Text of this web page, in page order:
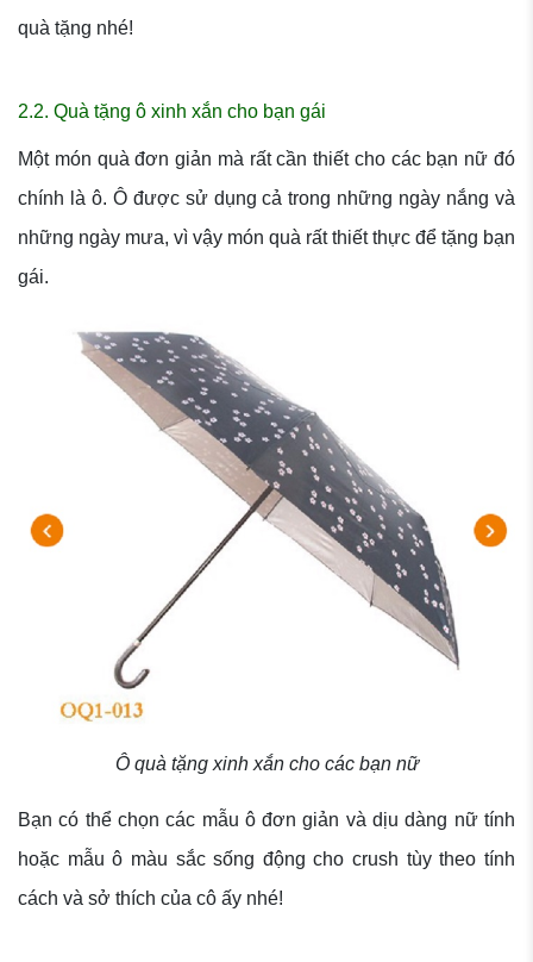
quà tặng nhé!
2.2. Quà tặng ô xinh xắn cho bạn gái
Một món quà đơn giản mà rất cần thiết cho các bạn nữ đó
chính là ô. Ô được sử dụng cả trong những ngày nắng và
những ngày mưa, vì vậy món quà rất thiết thực để tặng bạn
gái.
Ô quà tặng xinh xắn cho các bạn nữ
Bạn có thể chọn các mẫu ô đơn giản và dịu dàng nữ tính
hoặc mẫu ô màu sắc sống động cho crush tùy theo tính
cách và sở thích của cô ấy nhé!